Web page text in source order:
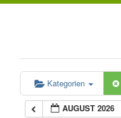
Kategorien
AUGUST 2026